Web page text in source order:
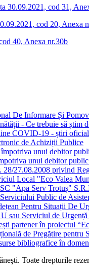
30.09.2021, cod 31,
cod 20, Anexa
40, Anexa nr.30b
De Informare Și
- Ce trebuie să știm
COVID-19 - știri
de Achiziții Publice
unui debitor
28/27.08.2008 privind
Local "Eco Valea
"Apa Serv Trotuș"
Public de
Pentru Situații De
sau Serviciul de Urgență
partener în proiectul
de Pregătire pentru
bibliografice în
Toate drepturile